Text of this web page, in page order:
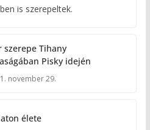
is szerepeltek.
szerepe Tihany
Pisky idején
november 29.
élete